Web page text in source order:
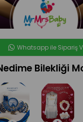
Whatsapp ile Sipariş
Bilekliği